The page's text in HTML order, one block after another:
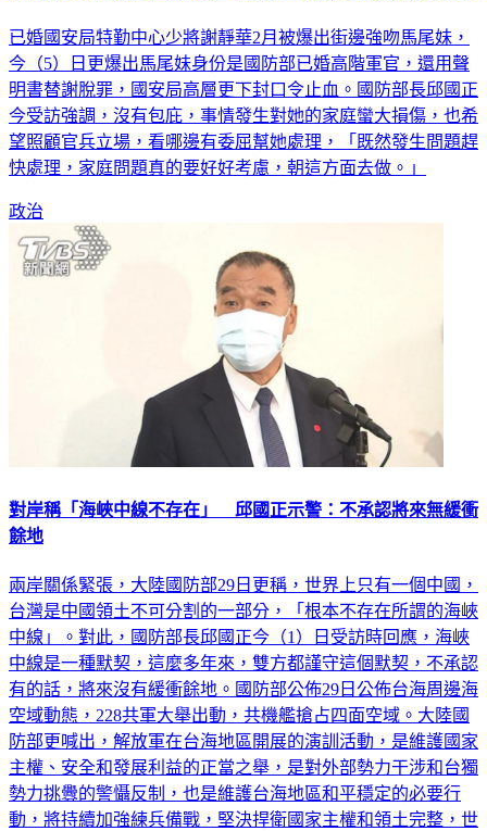
已婚國安局特勤中心少將謝靜華2月被爆出街邊強吻馬尾妹，
今（5）日更爆出馬尾妹身份是國防部已婚高階軍官，還用聲
明書替謝脫罪，國安局高層更下封口令止血。國防部長邱國正
今受訪強調，沒有包庇，事情發生對她的家庭蠻大損傷，也希
望照顧官兵立場，看哪邊有委屈幫她處理，「既然發生問題趕
快處理，家庭問題真的要好好考慮，朝這方面去做。」
政治
對岸稱「海峽中線不存在」 邱國正示警：不承認將來無緩衝
餘地
兩岸關係緊張，大陸國防部29日更稱，世界上只有一個中國，
台灣是中國領土不可分割的一部分，「根本不存在所謂的海峽
中線」。對此，國防部長邱國正今（1）日受訪時回應，海峽
中線是一種默契，這麼多年來，雙方都謹守這個默契，不承認
有的話，將來沒有緩衝餘地。國防部公佈29日公佈台海周邊海
空域動態，228共軍大舉出動，共機艦搶占四面空域。大陸國
防部更喊出，解放軍在台海地區開展的演訓活動，是維護國家
主權、安全和發展利益的正當之舉，是對外部勢力干涉和台獨
勢力挑釁的警懾反制，也是維護台海地區和平穩定的必要行
動，將持續加強練兵備戰，堅決捍衛國家主權和領土完整，世